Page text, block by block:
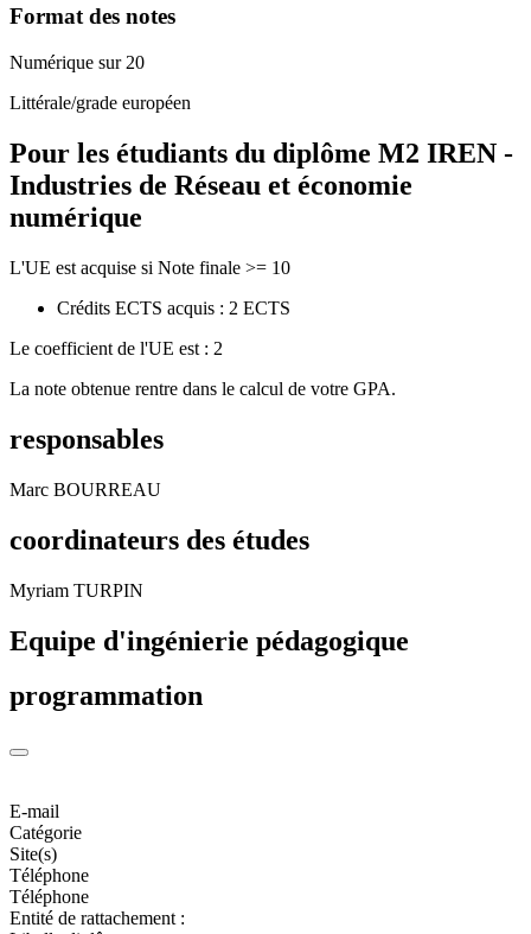
Format des notes
Numérique sur 20
Littérale/grade européen
Pour les étudiants du diplôme M2 IREN -
Industries de Réseau et économie
numérique
L'UE est acquise si Note finale >= 10
Crédits ECTS acquis : 2 ECTS
Le coefficient de l'UE est : 2
La note obtenue rentre dans le calcul de votre GPA.
responsables
Marc BOURREAU
coordinateurs des études
Myriam TURPIN
Equipe d'ingénierie pédagogique
programmation
E-mail
Catégorie
Site(s)
Téléphone
Téléphone
Entité de rattachement :